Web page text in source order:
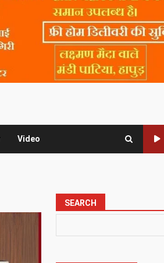
Video
SEARCH